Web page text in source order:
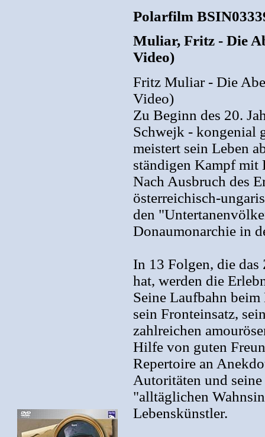
Polarfilm
Muliar, Fritz - Die
Video)
Fritz Muliar - Die
Video)
Zu Beginn des 20.
Schwejk - kongenial
meistert sein Leben
ständigen Kampf
Nach Ausbruch des
österreichisch-
den
Donaumonarchie in
In 13 Folgen, die
hat, werden die
Seine Laufbahn
sein Fronteinsatz,
zahlreichen
Hilfe von guten
Repertoire an
Autoritäten und
"alltäglichen
Lebenskünstler.